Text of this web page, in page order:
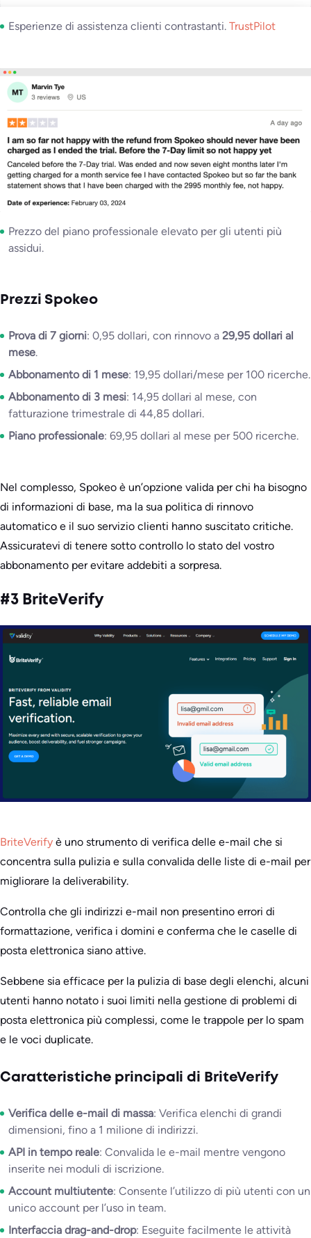
Esperienze di assistenza clienti contrastanti. TrustPilot
Prezzo del piano professionale elevato per gli utenti più
assidui.
Prezzi Spokeo
Prova di 7 giorni: 0,95 dollari, con rinnovo a 29,95 dollari al
mese.
Abbonamento di 1 mese: 19,95 dollari/mese per 100 ricerche.
Abbonamento di 3 mesi: 14,95 dollari al mese, con
fatturazione trimestrale di 44,85 dollari.
Piano professionale: 69,95 dollari al mese per 500 ricerche.
Nel complesso, Spokeo è un’opzione valida per chi ha bisogno
di informazioni di base, ma la sua politica di rinnovo
automatico e il suo servizio clienti hanno suscitato critiche.
Assicuratevi di tenere sotto controllo lo stato del vostro
abbonamento per evitare addebiti a sorpresa.
#3 BriteVerify
BriteVerify è uno strumento di verifica delle e-mail che si
concentra sulla pulizia e sulla convalida delle liste di e-mail per
migliorare la deliverability.
Controlla che gli indirizzi e-mail non presentino errori di
formattazione, verifica i domini e conferma che le caselle di
posta elettronica siano attive.
Sebbene sia efficace per la pulizia di base degli elenchi, alcuni
utenti hanno notato i suoi limiti nella gestione di problemi di
posta elettronica più complessi, come le trappole per lo spam
e le voci duplicate.
Caratteristiche principali di BriteVerify
Verifica delle e-mail di massa: Verifica elenchi di grandi
dimensioni, fino a 1 milione di indirizzi.
API in tempo reale: Convalida le e-mail mentre vengono
inserite nei moduli di iscrizione.
Account multiutente: Consente l’utilizzo di più utenti con un
unico account per l’uso in team.
Interfaccia drag-and-drop: Eseguite facilmente le attività